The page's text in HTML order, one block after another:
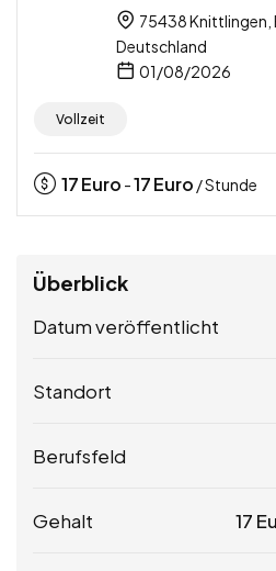
75438
Deutschland
01/08/2026
Vollzeit
17Euro -17Euro / Stunde
Überblick
Datum veröffentlicht
Standort
Berufsfeld
Gehalt 17